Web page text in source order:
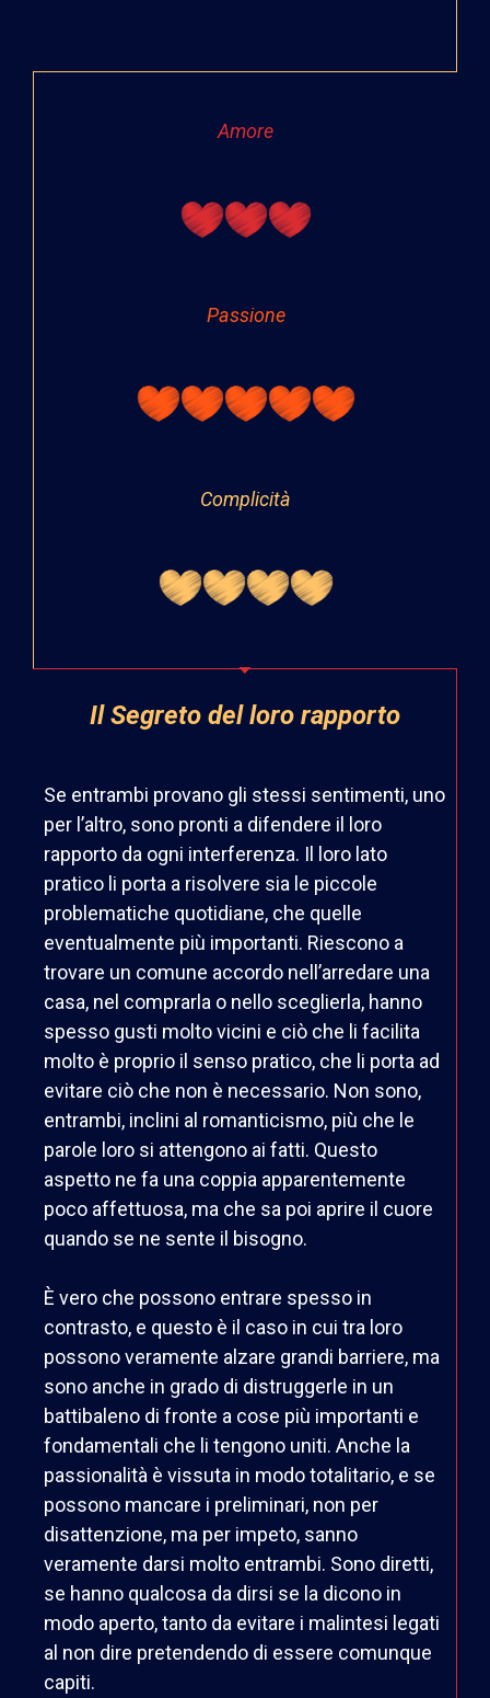
Amore
Passione
Complicità
Il Segreto del loro rapporto
Se entrambi provano gli stessi sentimenti, uno
per l’altro, sono pronti a difendere il loro
rapporto da ogni interferenza. Il loro lato
pratico li porta a risolvere sia le piccole
problematiche quotidiane, che quelle
eventualmente più importanti. Riescono a
trovare un comune accordo nell’arredare una
casa, nel comprarla o nello sceglierla, hanno
spesso gusti molto vicini e ciò che li facilita
molto è proprio il senso pratico, che li porta ad
evitare ciò che non è necessario. Non sono,
entrambi, inclini al romanticismo, più che le
parole loro si attengono ai fatti. Questo
aspetto ne fa una coppia apparentemente
poco affettuosa, ma che sa poi aprire il cuore
quando se ne sente il bisogno.
È vero che possono entrare spesso in
contrasto, e questo è il caso in cui tra loro
possono veramente alzare grandi barriere, ma
sono anche in grado di distruggerle in un
battibaleno di fronte a cose più importanti e
fondamentali che li tengono uniti. Anche la
passionalità è vissuta in modo totalitario, e se
possono mancare i preliminari, non per
disattenzione, ma per impeto, sanno
veramente darsi molto entrambi. Sono diretti,
se hanno qualcosa da dirsi se la dicono in
modo aperto, tanto da evitare i malintesi legati
al non dire pretendendo di essere comunque
capiti.